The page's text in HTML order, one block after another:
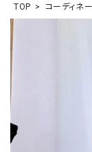
TOP コーディネ